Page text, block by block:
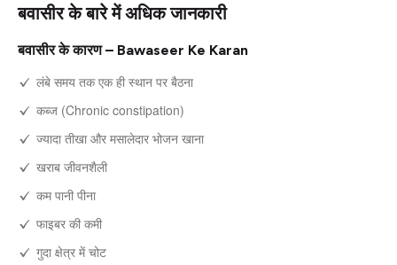
बवासीर के बारे में अधिक जानकारी
बवासीर के कारण – Bawaseer Ke Karan
लंबे समय तक एक ही स्थान पर बैठना
कब्ज (Chronic constipation)
ज्यादा तीखा और मसालेदार भोजन खाना
खराब जीवनशैली
कम पानी पीना
फाइबर की कमी
गुदा क्षेत्र में चोट